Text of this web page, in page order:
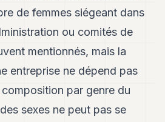
de femmes siégeant dans
ou comités de
mentionnés, mais la
entreprise ne dépend pas
par genre du
sexes ne peut pas se